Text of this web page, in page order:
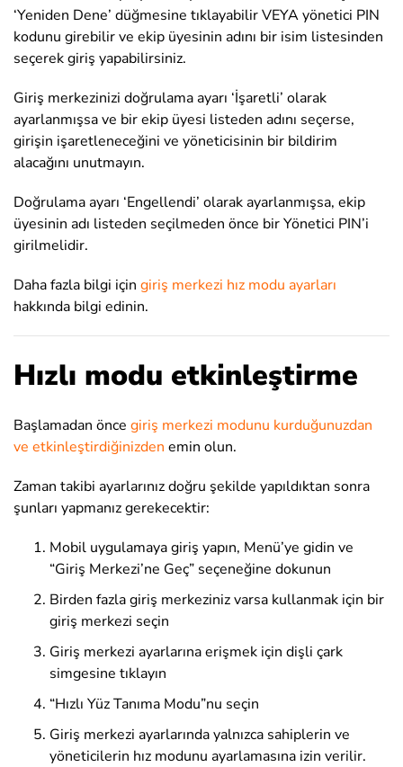
‘Yeniden Dene’ düğmesine tıklayabilir VEYA yönetici PIN
kodunu girebilir ve ekip üyesinin adını bir isim listesinden
seçerek giriş yapabilirsiniz.
Giriş merkezinizi doğrulama ayarı ‘İşaretli’ olarak
ayarlanmışsa ve bir ekip üyesi listeden adını seçerse,
girişin işaretleneceğini ve yöneticisinin bir bildirim
alacağını unutmayın.
Doğrulama ayarı ‘Engellendi’ olarak ayarlanmışsa, ekip
üyesinin adı listeden seçilmeden önce bir Yönetici PIN’i
girilmelidir.
Daha fazla bilgi için giriş merkezi hız modu ayarları
hakkında bilgi edinin.
Hızlı modu etkinleştirme
Başlamadan önce giriş merkezi modunu kurduğunuzdan
ve etkinleştirdiğinizden emin olun.
Zaman takibi ayarlarınız doğru şekilde yapıldıktan sonra
şunları yapmanız gerekecektir:
Mobil uygulamaya giriş yapın, Menü’ye gidin ve
“Giriş Merkezi’ne Geç” seçeneğine dokunun
Birden fazla giriş merkeziniz varsa kullanmak için bir
giriş merkezi seçin
Giriş merkezi ayarlarına erişmek için dişli çark
simgesine tıklayın
“Hızlı Yüz Tanıma Modu”nu seçin
Giriş merkezi ayarlarında yalnızca sahiplerin ve
yöneticilerin hız modunu ayarlamasına izin verilir.